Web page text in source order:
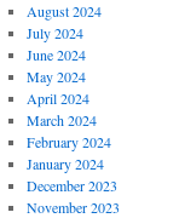
August 2024
July 2024
June 2024
May 2024
April 2024
March 2024
February 2024
January 2024
December 2023
November 2023